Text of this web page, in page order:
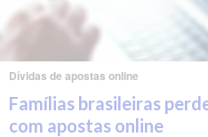
Dívidas de apostas online
Famílias brasileiras
com apostas online